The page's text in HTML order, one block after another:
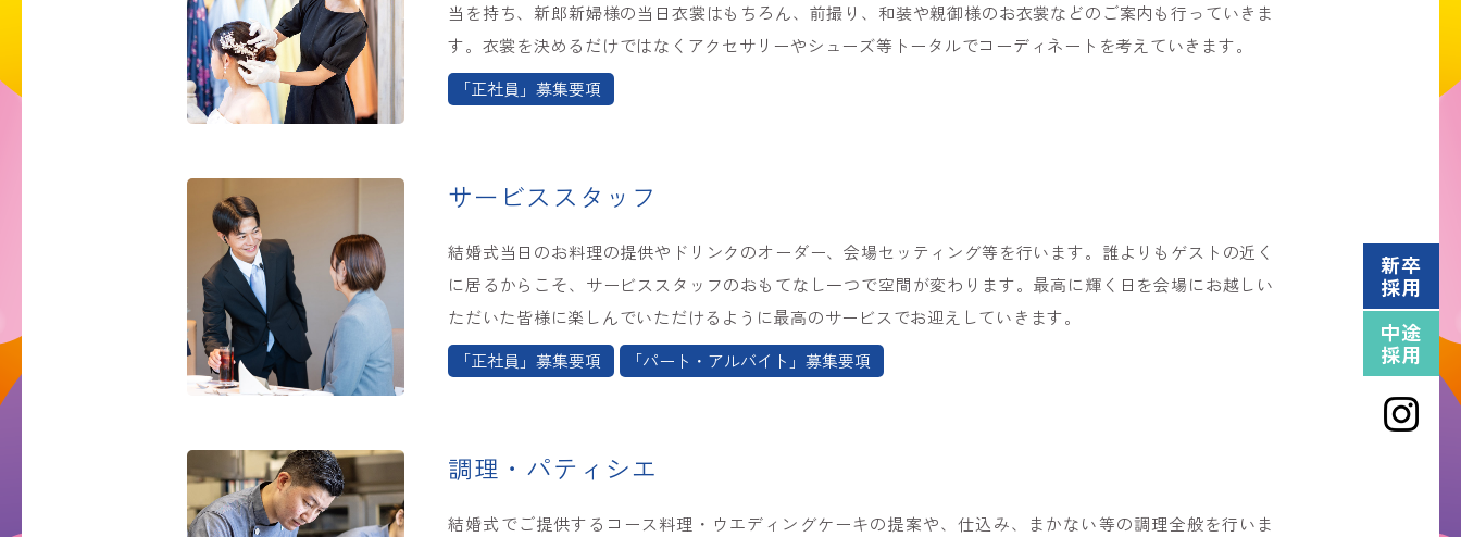
新卒
採用
中途
採用
当を持ち、新郎新婦様の当日衣裳はもちろん、前撮り、和装や親御様のお衣裳などのご案内も行っていきま
す。衣裳を決めるだけではなくアクセサリーやシューズ等トータルでコーディネートを考えていきます。
「正社員」募集要項
サービススタッフ
結婚式当日のお料理の提供やドリンクのオーダー、会場セッティング等を行います。誰よりもゲストの近く
に居るからこそ、サービススタッフのおもてなし一つで空間が変わります。最高に輝く日を会場にお越しい
ただいた皆様に楽しんでいただけるように最高のサービスでお迎えしていきます。
「正社員」募集要項
「パート・アルバイト」募集要項
調理・パティシエ
結婚式でご提供するコース料理・ウエディングケーキの提案や、仕込み、まかない等の調理全般を行いま